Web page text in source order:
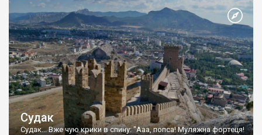
Судак
Судак... Вже чую крики в спину: "Ааа, попса! Муляжна фортеця!